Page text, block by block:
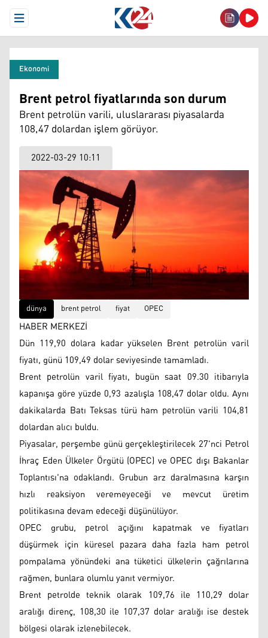
Open Menu
Ekonomi
Brent petrol fiyatlarında son durum
Brent petrolün varili, uluslararası piyasalarda
108,47 dolardan işlem görüyor.
2022-03-29 10:11
dünya brent petrol fiyat OPEC
HABER MERKEZİ
Dün 119,90 dolara kadar yükselen Brent petrolün varil
fiyatı, günü 109,49 dolar seviyesinde tamamladı.
Brent petrolün varil fiyatı, bugün saat 09.30 itibarıyla
kapanışa göre yüzde 0,93 azalışla 108,47 dolar oldu. Aynı
dakikalarda Batı Teksas türü ham petrolün varili 104,81
dolardan alıcı buldu.
Piyasalar, perşembe günü gerçekleştirilecek 27'nci Petrol
İhraç Eden Ülkeler Örgütü (OPEC) ve OPEC dışı Bakanlar
Toplantısı'na odaklandı. Grubun arz daralmasına karşın
hızlı reaksiyon veremeyeceği ve mevcut üretim
politikasına devam edeceği düşünülüyor.
OPEC grubu, petrol açığını kapatmak ve fiyatları
düşürmek için küresel pazara daha fazla ham petrol
pompalama yönündeki ana tüketici ülkelerin çağrılarına
rağmen, bunlara olumlu yanıt vermiyor.
Brent petrolde teknik olarak 109,76 ile 110,29 dolar
aralığı direnç, 108,30 ile 107,37 dolar aralığı ise destek
bölgesi olarak izlenebilecek.